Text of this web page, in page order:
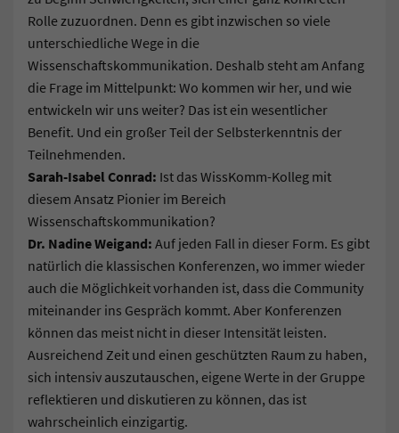
Rolle zuzuordnen. Denn es gibt inzwischen so viele
unterschiedliche Wege in die
Wissenschaftskommunikation. Deshalb steht am Anfang
die Frage im Mittelpunkt: Wo kommen wir her, und wie
entwickeln wir uns weiter? Das ist ein wesentlicher
Benefit. Und ein großer Teil der Selbsterkenntnis der
Teilnehmenden.
Sarah-Isabel Conrad: Ist das WissKomm-Kolleg mit
diesem Ansatz Pionier im Bereich
Wissenschaftskommunikation?
Dr. Nadine Weigand: Auf jeden Fall in dieser Form. Es gibt
natürlich die klassischen Konferenzen, wo immer wieder
auch die Möglichkeit vorhanden ist, dass die Community
miteinander ins Gespräch kommt. Aber Konferenzen
können das meist nicht in dieser Intensität leisten.
Ausreichend Zeit und einen geschützten Raum zu haben,
sich intensiv auszutauschen, eigene Werte in der Gruppe
reflektieren und diskutieren zu können, das ist
wahrscheinlich einzigartig.